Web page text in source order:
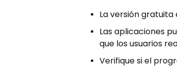
La versión
Las aplicaciones
que los usuarios
Verifique si el